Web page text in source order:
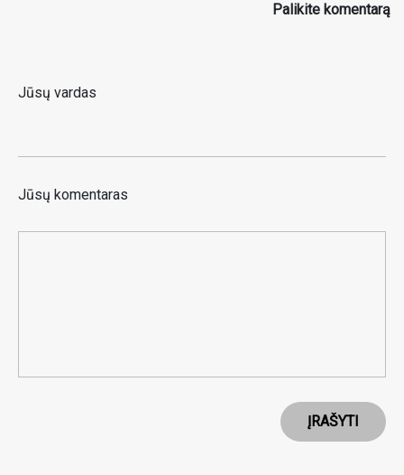
Palikite komentarą
Jūsų vardas
Jūsų komentaras
ĮRAŠYTI